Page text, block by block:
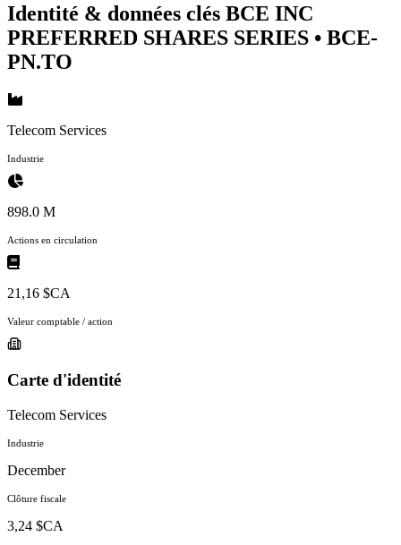
Identité & données clés BCE INC
PREFERRED SHARES SERIES • BCE-
PN.TO
Telecom Services
Industrie
898.0 M
Actions en circulation
21,16 $CA
Valeur comptable / action
Carte d'identité
Telecom Services
Industrie
December
Clôture fiscale
3,24 $CA